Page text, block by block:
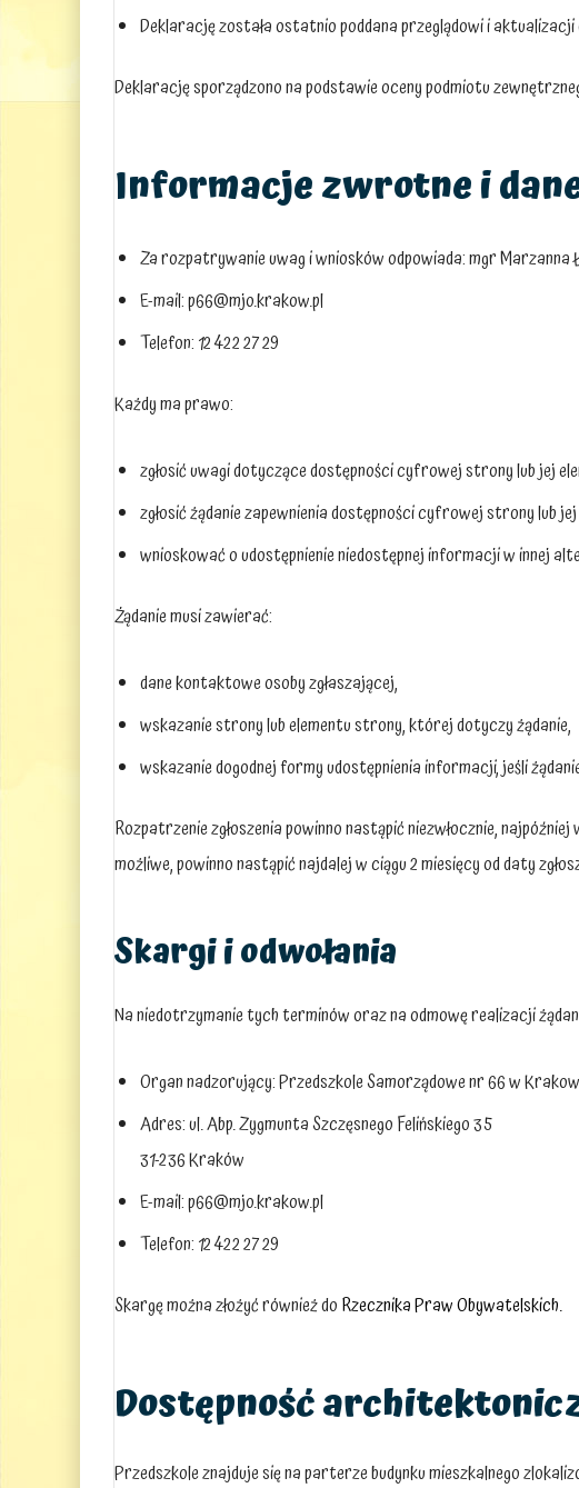
Deklarację została ostatnio poddana przeglądowi i aktualizacji
Deklarację sporządzono na podstawie oceny podmiotu
Informacje zwrotne i
Za rozpatrywanie uwag i wniosków odpowiada: mgrMarzanna
E-mail:p66@mjo.krakow.pl
Telefon:12 422 27 29
Każdy ma prawo:
zgłosić uwagi dotyczące dostępności cyfrowej strony lub jej
zgłosić żądanie zapewnienia dostępności cyfrowej strony lub jej
wnioskować o udostępnienie niedostępnej informacji w innej
Żądanie musi zawierać:
dane kontaktowe osoby zgłaszającej,
wskazanie strony lub elementu strony, której dotyczy żądanie,
wskazanie dogodnej formy udostępnienia informacji, jeśli
Rozpatrzenie zgłoszenia powinno nastąpić niezwłocznie,
możliwe, powinno nastąpić najdalej w ciągu 2 miesięcy od daty
Skargi i odwołania
Na niedotrzymanie tych terminów oraz na odmowę realizacji
Organ nadzorujący: Przedszkole Samorządowe nr 66 w
Adres: ul. Abp. Zygmunta Szczęsnego Felińskiego 35
31-236 Kraków
E-mail:p66@mjo.krakow.pl
Telefon: 12 422 27 29
Skargę można złożyć również doRzecznika Praw Obywatelskich.
Dostępność
Przedszkole znajduje się na parterze budynku mieszkalnego